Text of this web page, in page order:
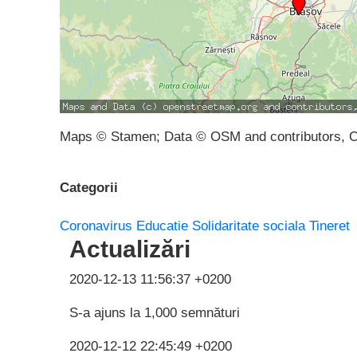
Maps © Stamen; Data © OSM and contributors,
Categorii
Coronavirus Educatie Solidaritate sociala Tineret
Actualizări
2020-12-13 11:56:37 +0200
S-a ajuns la 1,000 semnături
2020-12-12 22:45:49 +0200